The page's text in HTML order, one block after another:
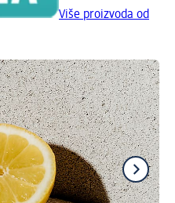
Više proizvoda od